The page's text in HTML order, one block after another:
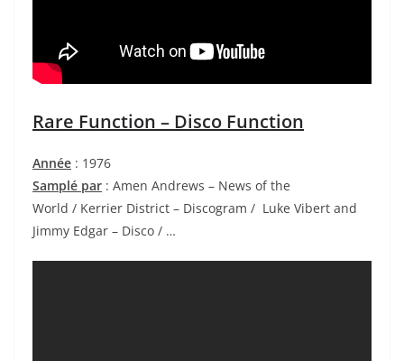
Rare Function – Disco Function
Année : 1976
Samplé par : Amen Andrews – News of the
World / Kerrier District – Discogram / Luke Vibert and
Jimmy Edgar – Disco / …